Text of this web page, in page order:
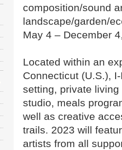
composition/sound
landscape/garden/
May 4 – December
Located within an
Connecticut (U.S.),
setting, private
studio, meals
well as creative
trails. 2023 will
artists from all